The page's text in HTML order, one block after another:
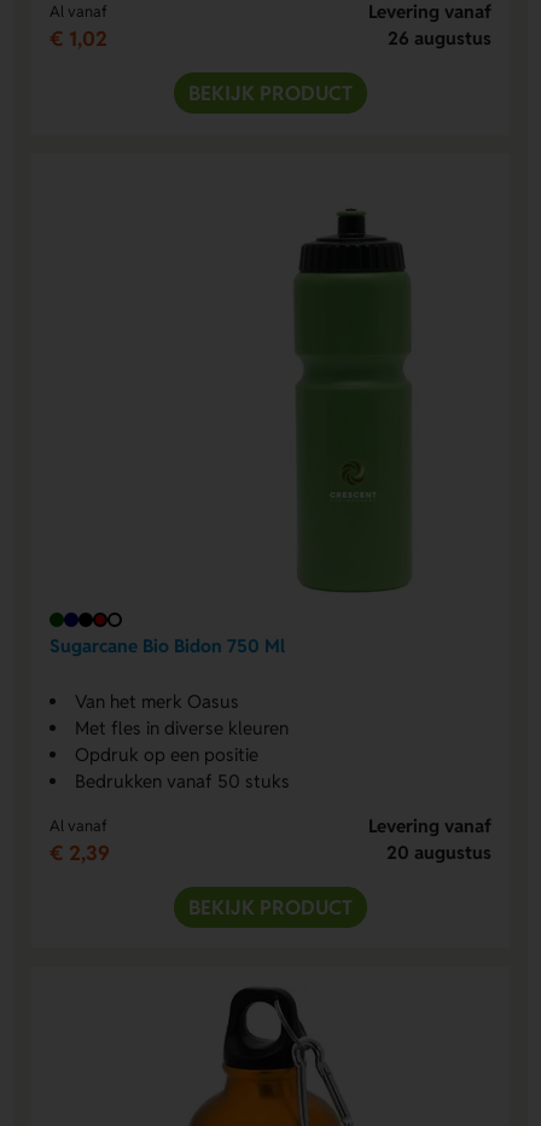
Al vanaf
€ 1,02
Levering vanaf
26 augustus
BEKIJK PRODUCT
Sugarcane Bio Bidon 750 Ml
Van het merk Oasus
Met fles in diverse kleuren
Opdruk op een positie
Bedrukken vanaf 50 stuks
Al vanaf
€ 2,39
Levering vanaf
20 augustus
BEKIJK PRODUCT